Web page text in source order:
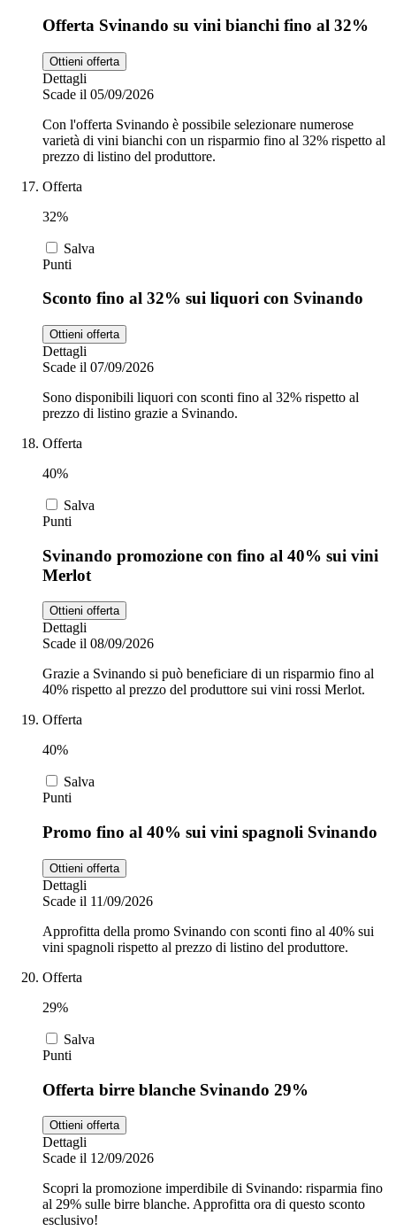
Offerta Svinando su vini bianchi fino al 32%
Ottieni offerta
Dettagli
Scade il 05/09/2026
Con l'offerta Svinando è possibile selezionare numerose
varietà di vini bianchi con un risparmio fino al 32% rispetto al
prezzo di listino del produttore.
Offerta
32%
Salva
Punti
Sconto fino al 32% sui liquori con Svinando
Ottieni offerta
Dettagli
Scade il 07/09/2026
Sono disponibili liquori con sconti fino al 32% rispetto al
prezzo di listino grazie a Svinando.
Offerta
40%
Salva
Punti
Svinando promozione con fino al 40% sui vini
Merlot
Ottieni offerta
Dettagli
Scade il 08/09/2026
Grazie a Svinando si può beneficiare di un risparmio fino al
40% rispetto al prezzo del produttore sui vini rossi Merlot.
Offerta
40%
Salva
Punti
Promo fino al 40% sui vini spagnoli Svinando
Ottieni offerta
Dettagli
Scade il 11/09/2026
Approfitta della promo Svinando con sconti fino al 40% sui
vini spagnoli rispetto al prezzo di listino del produttore.
Offerta
29%
Salva
Punti
Offerta birre blanche Svinando 29%
Ottieni offerta
Dettagli
Scade il 12/09/2026
Scopri la promozione imperdibile di Svinando: risparmia fino
al 29% sulle birre blanche. Approfitta ora di questo sconto
esclusivo!